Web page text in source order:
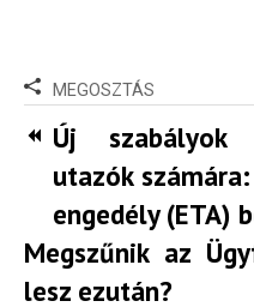
MEGOSZTÁS
Új szabályok
utazók
engedély (ETA)
Megszűnik az
lesz ezután?